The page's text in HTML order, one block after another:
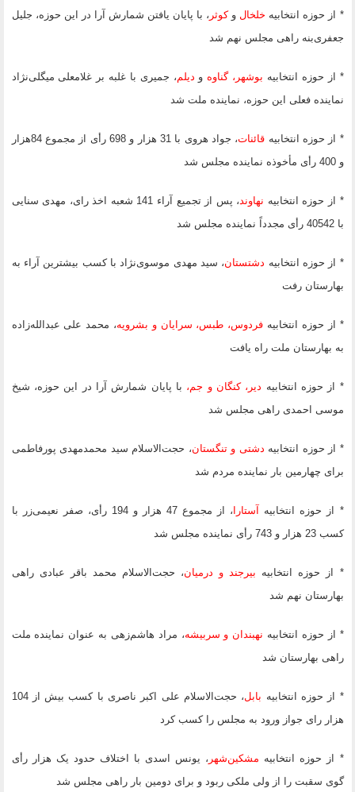
* از حوزه انتخابیه خلخال وکوثر ، با پایان یافتن شمارش آرا در این حوزه، جلیل
جعفری‌بنه راهی مجلس نهم شد
* از حوزه انتخابیه بوشهر، گناوه و دیلم، جمیری با غلبه بر غلامعلی میگلی‌نژاد
نماینده فعلی این حوزه، نماینده ملت شد
* از حوزه انتخابیه قائنات
، جواد هروی با 31 هزار و 698 رأی از مجموع 84هزار
و 400 رأی مأخوذه نماینده مجلس شد
* از حوزه انتخابیه نهاوند
، پس از تجمیع آراء 141 شعبه اخذ رای، مهدی سنایی
با 40542 رأی مجدداً نماینده مجلس شد
* از حوزه انتخابیه دشتستان، سید مهدی موسوی‌نژاد با کسب بیشترین آراء به
بهارستان رفت
* از حوزه انتخابیه فردوس، طبس، سرایان و بشرویه، محمد علی عبدالله‌زاده
به بهارستان ملت راه یافت
* از حوزه انتخابیه دیر، کنگان و جم، با پایان شمارش آرا در این حوزه، شیخ
موسی احمدی راهی مجلس شد
* از حوزه انتخابیه دشتی و تنگستان، حجت‌الاسلام سید محمدمهدی پورفاطمی
‌برای چهارمین بار نماینده مردم شد
* از حوزه انتخابیه آستارا
، از مجموع 47 هزار و 194 رأی، صفر نعیمی‌زر با
کسب 23 هزار و 743 رأی نماینده مجلس شد
* از حوزه انتخابیه بیرجند و درمیان، حجت‌الاسلام محمد باقر عبادی راهی
بهارستان نهم شد
* از حوزه انتخابیه نهبندان و سربیشه، مراد هاشم‌زهی به عنوان نماینده ملت
راهی بهارستان شد
* از حوزه انتخابیه بابل
، حجت‌الاسلام علی اکبر ناصری با کسب بیش از 104
هزار رای جواز ورود به مجلس را کسب کرد
* از حوزه انتخابیه مشکین‌شهر ، یونس اسدی با اختلاف حدود یک هزار رأی
گوی سقبت را از ولی ملکی ربود و برای دومین بار راهی مجلس شد